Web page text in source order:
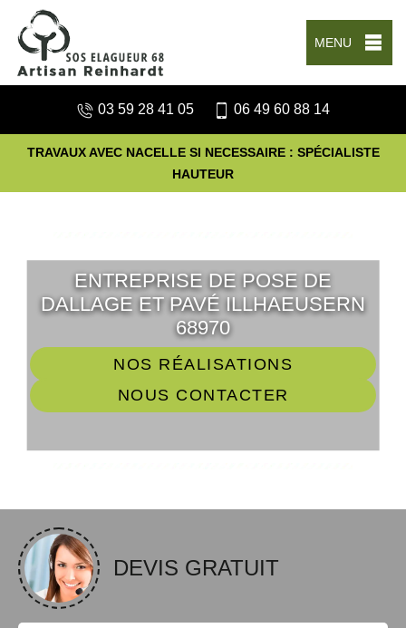
MENU
03 59 28 41 05 06 49 60 88 14
TRAVAUX AVEC NACELLE SI NECESSAIRE : SPÉCIALISTE
HAUTEUR
ENTREPRISE DE POSE DE
DALLAGE ET PAVÉ ILLHAEUSERN
68970
NOS RÉALISATIONS
NOUS CONTACTER
DEVIS GRATUIT